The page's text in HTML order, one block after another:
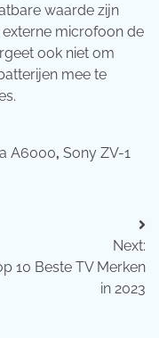
waarde zijn
microfoon de
ook niet om
mee te
A6000, Sony ZV-1
Next:
10 Beste TV Merken
in 2023